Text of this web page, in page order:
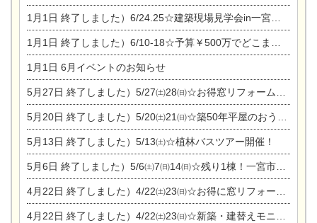
1月1日 終了しました）6/24.25☆建築現場見学会in一宮市木曽川町
1月1日 終了しました）6/10-18☆予算￥500万でどこまでできるの？リフォーム相談会
1月1日 6月イベントのお知らせ
5月27日 終了しました）5/27㈯28㈰☆お得窓リフォーム個別相談会
5月20日 終了しました）5/20㈯21㈰☆築50年平屋のおうちリノベーション完成見学会
5月13日 終了しました）5/13㈯☆植林バスツアー開催！
5月6日 終了しました）5/6㈯7㈰14㈰☆残り1棟！一宮市限定モニター募集相談会(新築・建替え)
4月22日 終了しました）4/22㈯23㈰☆お得に窓リフォーム個別相談会
4月22日 終了しました）4/22㈯23㈰☆新築・建替えモニター募集個別相談会